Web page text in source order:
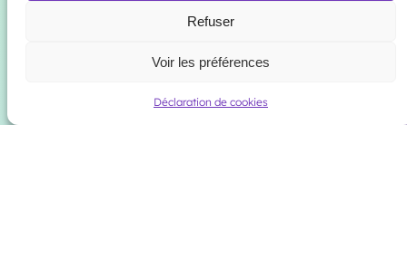
Refuser
Voir les préférences
Déclaration de cookies
Visiter la boutique >